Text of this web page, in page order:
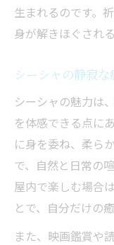
シーシャ
シーシャ
か
世界に広
シーシャ
生まれるのです。
身が解きほぐされ
シーシャの静寂
シーシャの魅力は
を体感できる点に
に身を委ね、柔ら
で、自然と日常の
屋内で楽しむ場合
とで、自分だけの
また、映画鑑賞や